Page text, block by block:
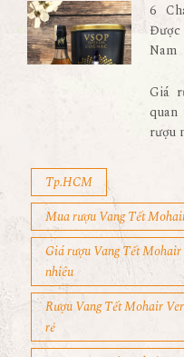
6
Nam
Giá
rượu
Tp.HCM
Mua rượu Vang Tết
Giá rượu Vang Tết
nhiêu
Rượu Vang Tết Mohair
rẻ